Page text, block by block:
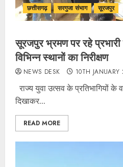
छत्तीसगढ़ सरगुजा संभाग सूरजपुर
सूरजपुर भ्रमण पर रहे
विभिन्न स्थानों का निरीक्षण
NEWS DESK 10TH JANUARY
राज्य युवा उत्सव के प्रतिभागियों के
दिखाकर...
READ MORE